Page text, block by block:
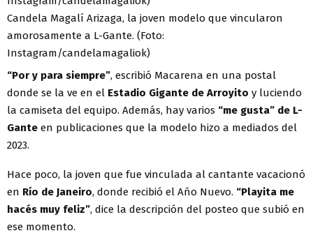
Candela Magalí Arizaga, la joven modelo que vincularon
amorosamente a L-Gante. (Foto:
Instagram/candelamagaliok)
“Por y para siempre”, escribió Macarena en una postal
donde se la ve en el Estadio Gigante de Arroyito y luciendo
la camiseta del equipo. Además, hay varios “me gusta” de L-
Gante en publicaciones que la modelo hizo a mediados del
2023.
Hace poco, la joven que fue vinculada al cantante vacacionó
en Río de Janeiro, donde recibió el Año Nuevo. “Playita me
hacés muy feliz”, dice la descripción del posteo que subió en
ese momento.